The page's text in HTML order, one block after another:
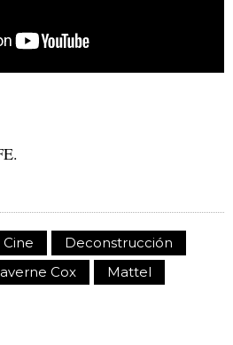
Cine
Deconstrucción
Cox
Mattel